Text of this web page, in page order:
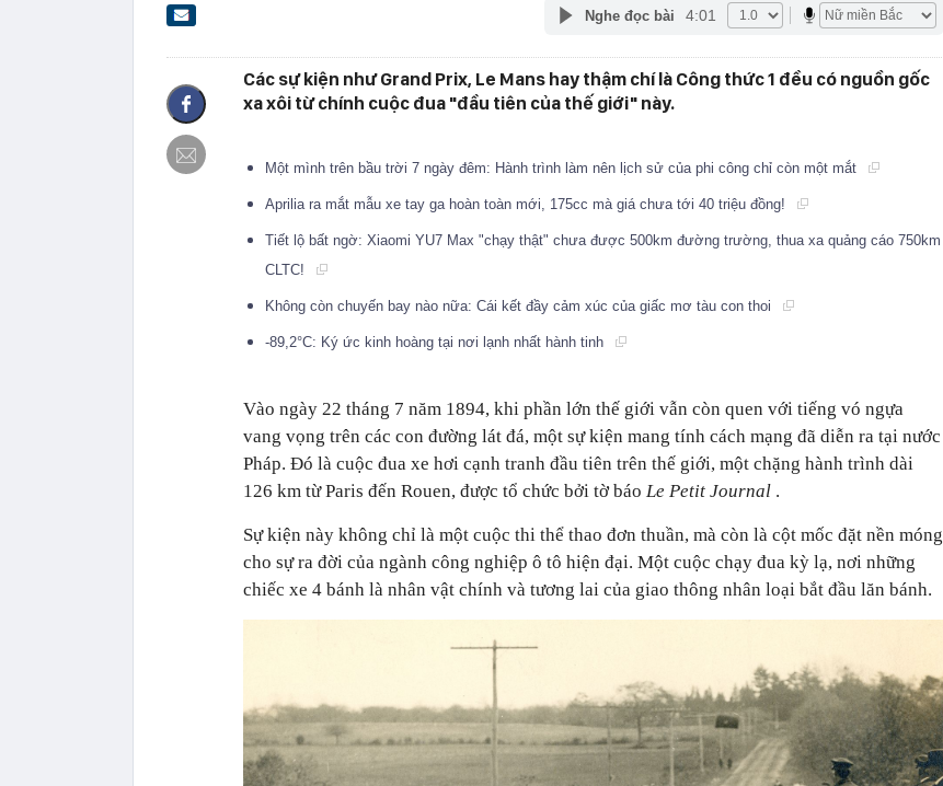
Nghe đọc bài 4:01
Các sự kiện như Grand Prix, Le Mans hay thậm chí là Công thức 1 đều có nguồn gốc
xa xôi từ chính cuộc đua "đầu tiên của thế giới" này.
Một mình trên bầu trời 7 ngày đêm: Hành trình làm nên lịch sử của phi công chỉ còn một mắt
Aprilia ra mắt mẫu xe tay ga hoàn toàn mới, 175cc mà giá chưa tới 40 triệu đồng!
Tiết lộ bất ngờ: Xiaomi YU7 Max "chạy thật" chưa được 500km đường trường, thua xa quảng cáo 750km
CLTC!
Không còn chuyến bay nào nữa: Cái kết đầy cảm xúc của giấc mơ tàu con thoi
-89,2°C: Ký ức kinh hoàng tại nơi lạnh nhất hành tinh
Vào ngày 22 tháng 7 năm 1894, khi phần lớn thế giới vẫn còn quen với tiếng vó ngựa
vang vọng trên các con đường lát đá, một sự kiện mang tính cách mạng đã diễn ra tại nước
Pháp. Đó là cuộc đua xe hơi cạnh tranh đầu tiên trên thế giới, một chặng hành trình dài
126 km từ Paris đến Rouen, được tổ chức bởi tờ báo Le Petit Journal .
Sự kiện này không chỉ là một cuộc thi thể thao đơn thuần, mà còn là cột mốc đặt nền móng
cho sự ra đời của ngành công nghiệp ô tô hiện đại. Một cuộc chạy đua kỳ lạ, nơi những
chiếc xe 4 bánh là nhân vật chính và tương lai của giao thông nhân loại bắt đầu lăn bánh.